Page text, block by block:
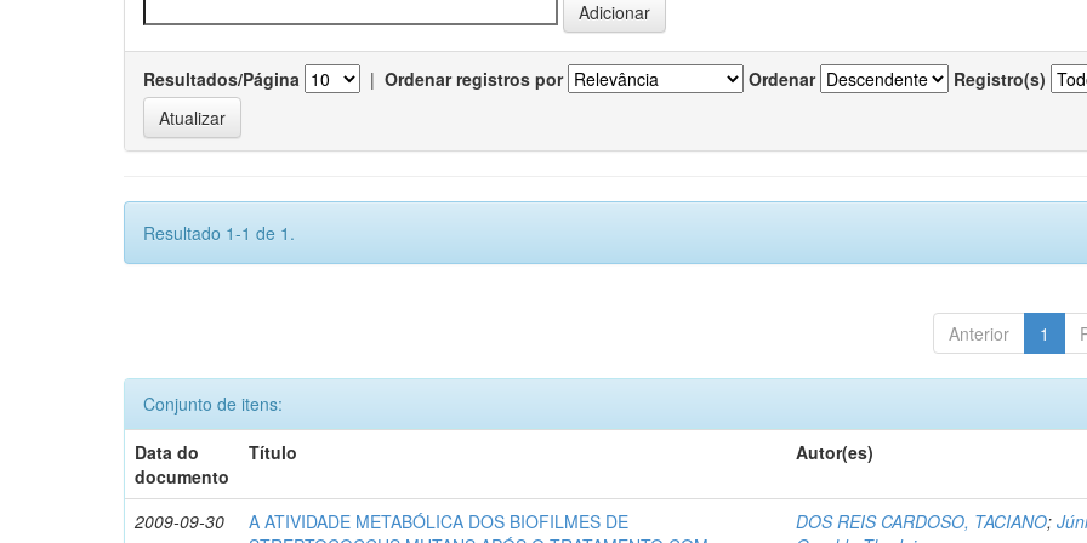
Resultados/Página | Ordenar registros por Ordenar Registro(s)
Resultado 1-1 de 1.
Anterior 1
Conjunto de itens:
Data do
documento
Título Autor(es)
2009-09-30
A ATIVIDADE METABÓLICA DOS BIOFILMES DE
DOS REIS CARDOSO, TACIANO;